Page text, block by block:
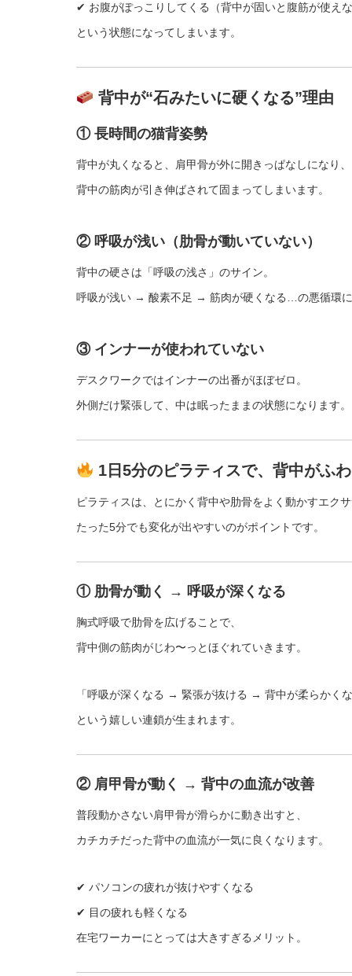
✔ お腹がぽっこりしてくる（背中が固いと腹筋が使え
という状態になってしまいます。
背中が“石みたいに硬くなる”理由
① 長時間の猫背姿勢
背中が丸くなると、肩甲骨が外に開きっぱなしになり、
背中の筋肉が引き伸ばされて固まってしまいます。
② 呼吸が浅い（肋骨が動いていない）
背中の硬さは「呼吸の浅さ」のサイン。
呼吸が浅い → 酸素不足 → 筋肉が硬くなる…の悪循環
③ インナーが使われていない
デスクワークではインナーの出番がほぼゼロ。
外側だけ緊張して、中は眠ったままの状態になります。
1日5分のピラティスで、背中がふ
ピラティスは、とにかく背中や肋骨をよく動かすエク
たった5分でも変化が出やすいのがポイントです。
① 肋骨が動く → 呼吸が深くなる
胸式呼吸で肋骨を広げることで、
背中側の筋肉がじわ〜っとほぐれていきます。
「呼吸が深くなる → 緊張が抜ける → 背中が柔らかく
という嬉しい連鎖が生まれます。
② 肩甲骨が動く → 背中の血流が改善
普段動かさない肩甲骨が滑らかに動き出すと、
カチカチだった背中の血流が一気に良くなります。
✔ パソコンの疲れが抜けやすくなる
✔ 目の疲れも軽くなる
在宅ワーカーにとっては大きすぎるメリット。